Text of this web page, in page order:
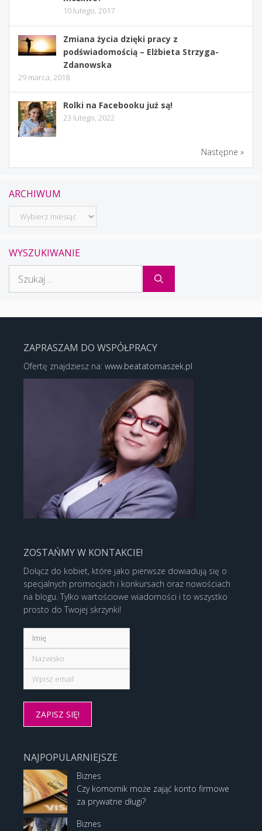
10 lutego, 2017
Zmiana życia dzięki pracy z
podświadomością – Elżbieta Strzyga-
Zdanowska
29 marca, 2018
Rolki na Facebooku już są!
23 lutego, 2022
Następne »
ARCHIWUM
Archiwum
WYSZUKIWANIE
ZAPRASZAM DO WSPÓŁPRACY
Ofertę znajdziesz na: www.beatatomaszek.pl
ZOSTAŃMY W KONTAKCIE!
Dołącz do kobiet, które jako pierwsze dowiadują się o
specjalnych promocjach i konkursach oraz nowościach
na blogu. Tylko wartościowe wiadomości i to wszystko
prosto do Twojej skrzynki!
NAJPOPULARNIEJSZE
Biznes
Czy komornik może zająć konto firmowe
za prywatne długi?
Biznes